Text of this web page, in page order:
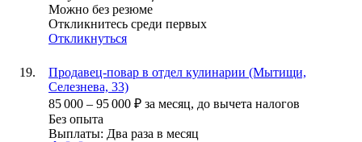
Можно без резюме
Откликнитесь среди первых
Откликнуться
Продавец-повар в отдел кулинарии (Мытищи,
Селезнева, 33)
85 000 – 95 000 ₽ за месяц, до вычета налогов
Без опыта
Выплаты: Два раза в месяц